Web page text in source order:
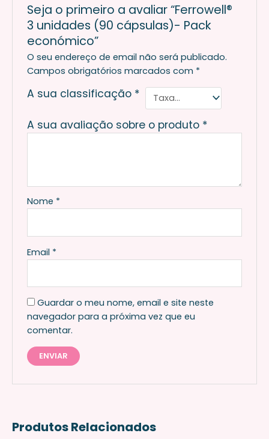
Seja o primeiro a avaliar “Ferrowell®
3 unidades (90 cápsulas)- Pack
económico”
O seu endereço de email não será publicado.
Campos obrigatórios marcados com *
A sua classificação *
A sua avaliação sobre o produto *
Nome *
Email *
Guardar o meu nome, email e site neste
navegador para a próxima vez que eu
comentar.
Produtos Relacionados